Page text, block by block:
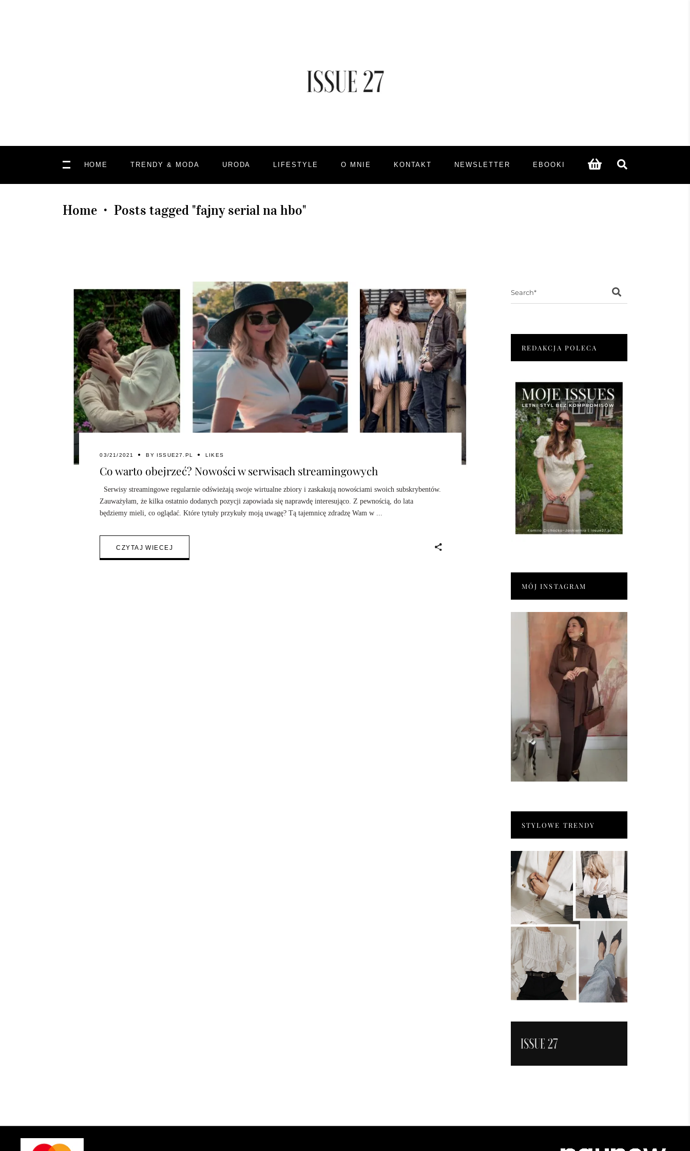
HOME TRENDY & MODA URODA LIFESTYLE O MNIE KONTAKT NEWSLETTER EBOOKI
Home • Posts tagged "fajny serial na hbo"
03/21/2021 BY ISSUE27.PL LIKES
Co warto obejrzeć? Nowości w serwisach streamingowych
Serwisy streamingowe regularnie odświeżają swoje wirtualne zbiory i zaskakują nowościami swoich subskrybentów.
Zauważyłam, że kilka ostatnio dodanych pozycji zapowiada się naprawdę interesująco. Z pewnością, do lata
będziemy mieli, co oglądać. Które tytuły przykuły moją uwagę? Tą tajemnicę zdradzę Wam w
CZYTAJ WIECEJ
REDAKCJA POLECA
MÓJ INSTAGRAM
STYLOWE TRENDY